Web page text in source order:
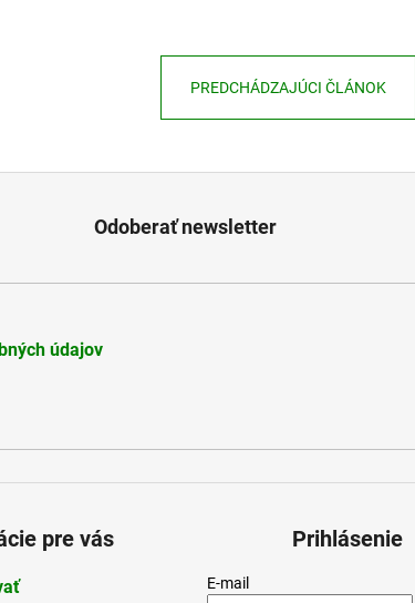
PREDCHÁDZAJÚCI ČLÁNOK
Odoberať newsletter
údajov
pre vás Prihlásenie
E-mail